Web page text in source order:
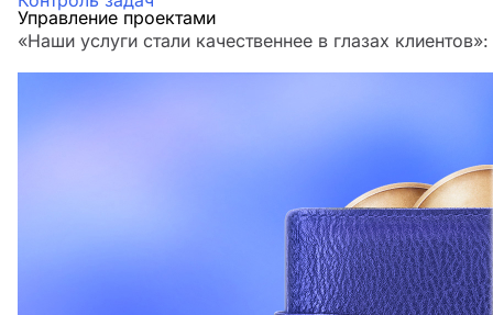
Управление проектами
«Наши услуги стали качественнее в глазах